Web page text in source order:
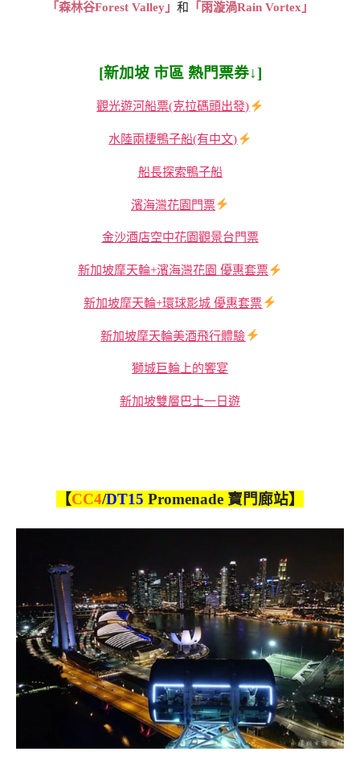
「森林谷Forest Valley」 和 「雨漩渦Rain Vortex」
[新加坡 市區 熱門票券↓]
觀光遊河船票(克拉碼頭出發)
水陸兩棲鴨子船(有中文)
船長探索鴨子船
濱海灣花園門票
金沙酒店空中花園觀景台門票
新加坡摩天輪+濱海灣花園 優惠套票
新加坡摩天輪+環球影城 優惠套票
新加坡摩天輪美酒飛行體驗
獅城巨輪上的饗宴
新加坡雙層巴士一日遊
【CC4/DT15 Promenade 寶門廊站】